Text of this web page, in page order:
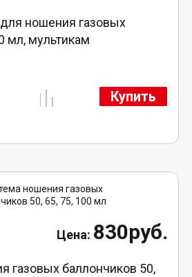
ношения газовых
мл, мультикам
Купить
830руб.
газовых баллончиков 50,